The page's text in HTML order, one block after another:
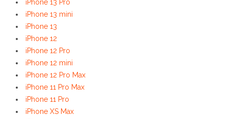
iPhone 13 Pro
iPhone 13 mini
iPhone 13
iPhone 12
iPhone 12 Pro
iPhone 12 mini
iPhone 12 Pro Max
iPhone 11 Pro Max
iPhone 11 Pro
iPhone XS Max